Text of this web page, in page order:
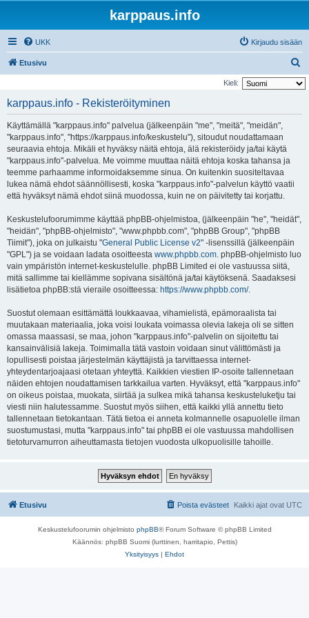
karppaus.info
UKK Kirjaudu sisään
Etusivu
t
Kieli:
karppaus.info - Rekisteröityminen
Käyttämällä "karppaus.info" palvelua (jälkeenpäin "me", "meitä", "meidän",
"karppaus.info", "https://karppaus.info/keskustelu"), sitoudut noudattamaan
seuraavia ehtoja. Mikäli et hyväksy näitä ehtoja, älä rekisteröidy ja/tai käytä
"karppaus.info"-palvelua. Me voimme muuttaa näitä ehtoja koska tahansa ja
teemme parhaamme informoidaksemme sinua. On kuitenkin suositeltavaa
lukea nämä ehdot säännöllisesti, koska "karppaus.info"-palvelun käyttö vaatii
että hyväksyt nämä ehdot siinä muodossa, kuin ne on päivitetty tai korjattu.
Keskustelufoorumimme käyttää phpBB-ohjelmistoa, (jälkeenpäin "he", "heidät",
"heidän", "phpBB-ohjelmisto", "www.phpbb.com", "phpBB Group", "phpBB
Tiimit"), joka on julkaistu "General Public License v2" -lisenssillä (jälkeenpäin
"GPL") ja se voidaan ladata osoitteesta www.phpbb.com. phpBB-ohjelmisto luo
vain ympäristön internet-keskustelulle. phpBB Limited ei ole vastuussa siitä,
mitä sallimme tai kiellämme sopivana sisältönä ja/tai käytöksenä. Saadaksesi
lisätietoa phpBB:stä vieraile osoitteessa: https://www.phpbb.com/.
Suostut olemaan esittämättä loukkaavaa, vihamielistä, epämoraalista tai
muutakaan materiaalia, joka voisi loukata voimassa olevia lakeja oli se sitten
omassa maassasi, se maa, johon "karppaus.info"-palvelin on sijoitettu tai
kansainvälisiä lakeja. Toimimalla tätä vastoin voidaan sinut välittömästi ja
lopullisesti poistaa järjestelmän käyttäjistä ja tarvittaessa internet-
yhteydentarjoajaasi otetaan yhteyttä. Kaikkien viestien IP-osoite tallennetaan
näiden ehtojen noudattamisen tarkkailua varten. Hyväksyt, että "karppaus.info"
on oikeus poistaa, muokata, siirtää ja sulkea mikä tahansa keskusteluketju tai
viesti niin halutessamme. Suostut myös siihen, että kaikki yllä annettu tieto
tallennetaan tietokantaan. Tätä tietoa ei anneta kolmannelle osapuolelle ilman
suostumustasi, mutta "karppaus.info" tai phpBB ei ole vastuussa mahdollisen
tietoturvamurron aiheuttamasta tietojen vuodosta ulkopuolisille tahoille.
Etusivu Kaikki ajat ovat UTC
Poista evästeet
Keskustelufoorumin ohjelmisto phpBB® Forum Software © phpBB Limited
Käännös: phpBB Suomi (lurttinen, harritapio, Pettis)
Yksityisyys | Ehdot